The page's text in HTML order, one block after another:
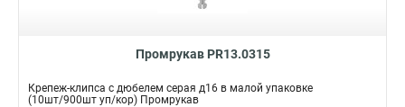
Промрукав PR13.0315
Крепеж-клипса с дюбелем серая д16 в малой упаковке
(10шт/900шт уп/кор) Промрукав